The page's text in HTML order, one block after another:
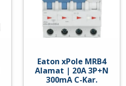
Eaton xPole MRB4
Alamat | 20A 3P+N
300mA C-Kar.